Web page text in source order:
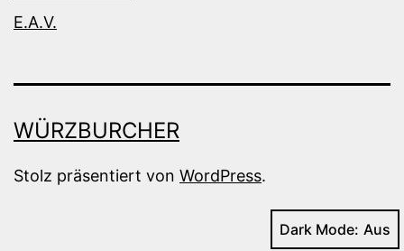
E.A.V.
WÜRZBURCHER
Stolz präsentiert von WordPress.
Dark Mode: